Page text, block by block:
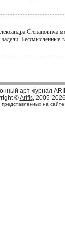
Степановича
Бессмысленные
арт-журнал
©Arifis, 2005-2026
на